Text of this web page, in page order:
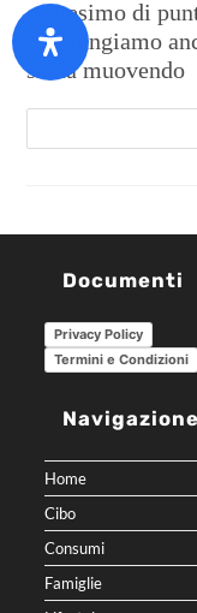
centesimo di
raggiungiamo
si sta muovendo
Documenti
Privacy Policy
Termini e Condizioni
Navigazione
Home
Cibo
Consumi
Famiglie